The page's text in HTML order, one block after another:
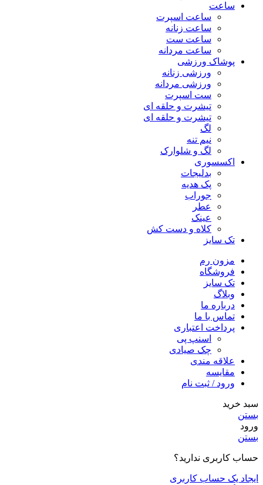
ساعت
ساعت اسپرت
ساعت زنانه
ساعت ست
ساعت مردانه
پوشاک ورزشی
ورزشی زنانه
ورزشی مردانه
ست اسپرت
تیشرت و حلقه ای
تیشرت و حلقه ای
لگ
نیم تنه
لگ و شلوارک
اکسسوری
بدلیجات
پک هدیه
جوراب
عطر
عینک
کلاه و دست کش
تک سایز
مزون رم
فروشگاه
تک سایز
وبلاگ
درباره ما
تماس با ما
پرداخت اعتباری
اسنپ پی
چک صیادی
علاقه مندی
مقايسه
ورود / ثبت نام
سبد خرید
بستن
ورود
بستن
حساب کاربری ندارید؟
ایجاد یک حساب کاربری